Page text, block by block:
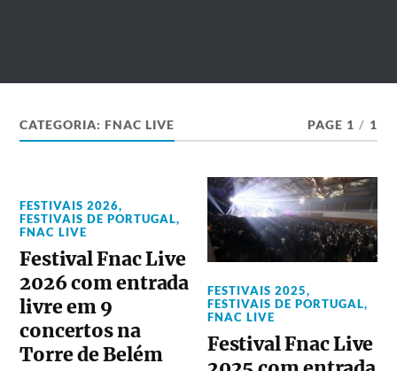
CATEGORIA:FNAC LIVE PAGE 1 / 1
FESTIVAIS 2026,
FESTIVAIS DE PORTUGAL,
FNAC LIVE
Festival Fnac Live
2026 com entrada
livre em 9
concertos na
Torre de Belém
FESTIVAIS 2025,
FESTIVAIS DE PORTUGAL,
FNAC LIVE
Festival Fnac Live